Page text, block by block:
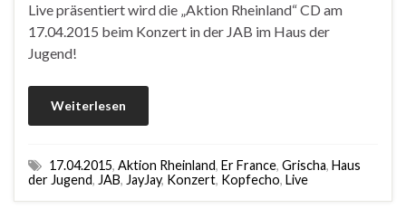
Live präsentiert wird die „Aktion Rheinland“ CD am
17.04.2015 beim Konzert in der JAB im Haus der
Jugend!
Weiterlesen
17.04.2015, Aktion Rheinland, Er France, Grischa, Haus
der Jugend, JAB, JayJay, Konzert, Kopfecho, Live